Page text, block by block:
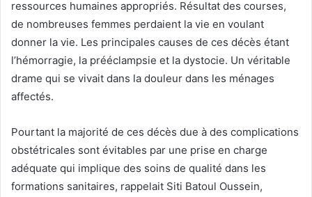
ressources humaines appropriés. Résultat des courses,
de nombreuses femmes perdaient la vie en voulant
donner la vie. Les principales causes de ces décès étant
l’hémorragie, la prééclampsie et la dystocie. Un véritable
drame qui se vivait dans la douleur dans les ménages
affectés.
Pourtant la majorité de ces décès due à des complications
obstétricales sont évitables par une prise en charge
adéquate qui implique des soins de qualité dans les
formations sanitaires, rappelait Siti Batoul Oussein,